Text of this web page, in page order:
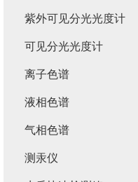
紫外可见分光光度计
可见分光光度计
离子色谱
液相色谱
气相色谱
测汞仪